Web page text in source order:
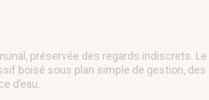
préservée des regards indiscrets.
boisé sous plan simple de gestion,
d’eau.